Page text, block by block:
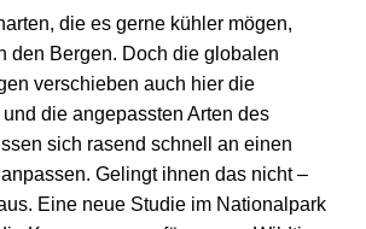
die es gerne kühler mögen,
den Bergen. Doch die globalen
verschieben auch hier die
die angepassten Arten des
sich rasend schnell an einen
Gelingt ihnen das nicht –
Eine neue Studie im Nationalpark